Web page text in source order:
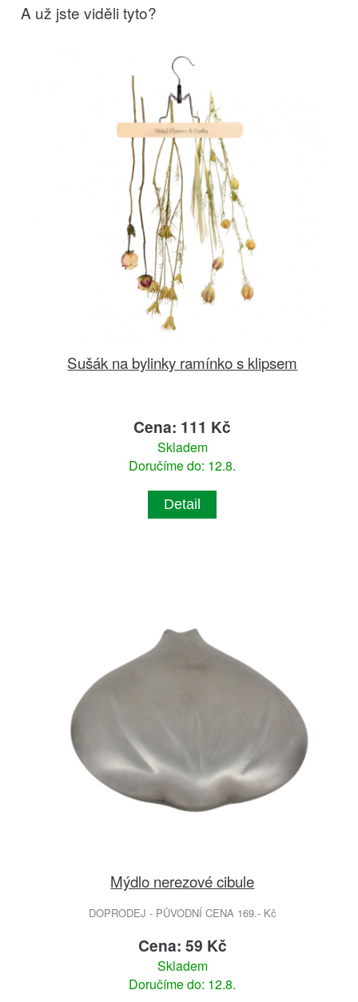
A už jste viděli tyto?
Sušák na bylinky ramínko s klipsem
Cena: 111 Kč
Skladem
Doručíme do: 12.8.
Detail
Mýdlo nerezové cibule
DOPRODEJ - PŮVODNÍ CENA 169.- Kč
Cena: 59 Kč
Skladem
Doručíme do: 12.8.